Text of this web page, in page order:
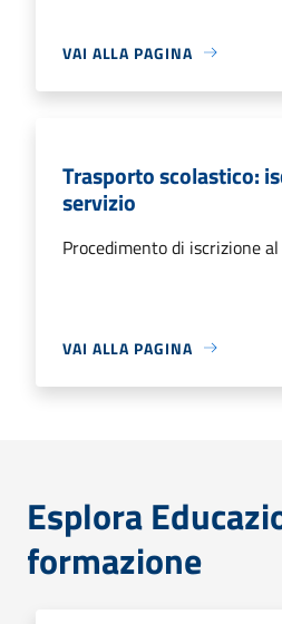
VAI ALLA PAGINA
Trasporto scolastico:
servizio
Procedimento di iscrizione
VAI ALLA PAGINA
Esplora
formazione